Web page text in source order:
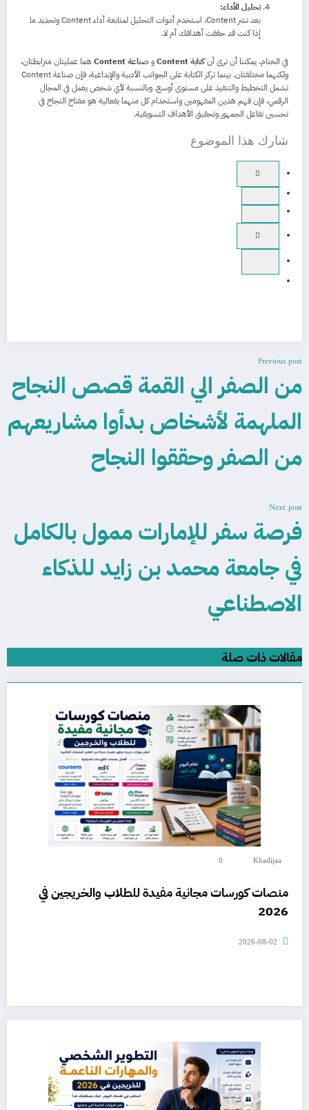
تحليل الأداء:
بعد نشر Content، استخدم أدوات التحليل لمتابعة أداء Content وتحديد ما
إذا كنت قد حققت أهدافك أم لا.
في الختام، يمكننا أن نرى أنكتابة Content وصناعة Content
هما عمليتان مترابطتان،
ولكنهما مختلفتان. بينما تركز الكتابة على الجوانب الأدبية والإبداعية، فإن صناعة Content
تشمل التخطيط والتنفيذ على مستوى أوسع. وبالنسبة لأي شخص يعمل في المجال
الرقمي، فإن فهم هذين المفهومين واستخدام كل منهما بفعالية هو مفتاح النجاح في
تحسين تفاعل الجمهور وتحقيق الأهداف التسويقية.
شارك هذا الموضوع
Previous post
من الصفر الي القمة قصص النجاح
الملهمة لأشخاص بدأوا مشاريعهم
من الصفر وحققوا النجاح
Next post
فرصة سفر للإمارات ممول بالكامل
في جامعة محمد بن زايد للذكاء
الاصطناعي
مقالات ذات صلة
Khadijaa
0
منصات كورسات مجانية مفيدة للطلاب والخريجين في
2026
2026-08-02